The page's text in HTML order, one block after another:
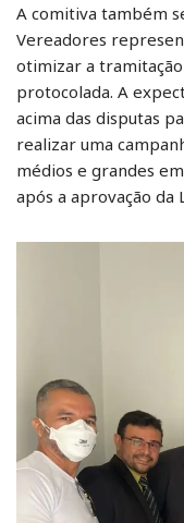
A comitiva também
Vereadores
otimizar a tramitação
protocolada. A
acima das disputas
realizar uma
médios e grandes
após a aprovação da